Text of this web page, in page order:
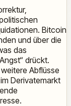
Bitcoin
und über die
das
drückt.
Abflüsse
Derivatemarkt